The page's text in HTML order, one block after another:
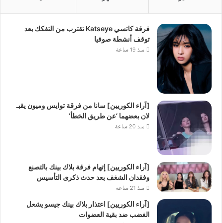
فرقة كاتسي Katseye تقترب من التفكك بعد
توقف أنشطة صوفيا
منذ 19 ساعة
[آراء الكوريين] سانا من فرقة توايس وميون يقبـ
لان بعضهما ‘عن طريق الخطأ’
منذ 20 ساعة
[آراء الكوريين] إتهام فرقة بلاك بينك بالتصنع
وفقدان الشغف بعد حدث ذكرى التأسيس
منذ 21 ساعة
[آراء الكوريين] اعتذار بلاك بينك جيسو يشعل
الغضب ضد بقية العضوات